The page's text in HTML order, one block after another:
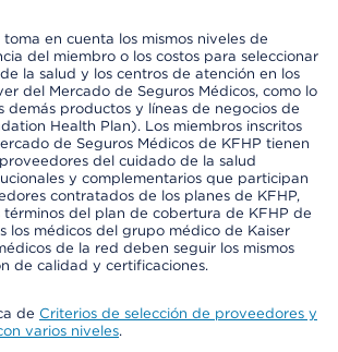
en cuenta los mismos niveles de
del miembro o los costos para seleccionar
la salud y los centros de atención en los
del Mercado de Seguros Médicos, como lo
demás productos y líneas de negocios de
Health Plan). Los miembros inscritos
de Seguros Médicos de KFHP tienen
del cuidado de la salud
y complementarios que participan
contratados de los planes de KFHP,
del plan de cobertura de KFHP de
los médicos del grupo médico de Kaiser
de la red deben seguir los mismos
de calidad y certificaciones.
de Criterios de selección de proveedores y
varios niveles.